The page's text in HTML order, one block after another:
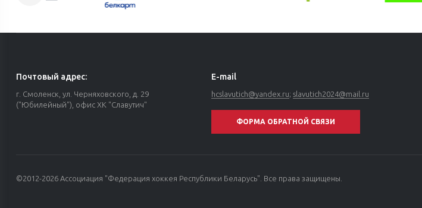
Почтовый адрес:
г. Смоленск, ул. Черняховского, д. 29
("Юбилейный"), офис ХК "Славутич"
E-mail
hcslavutich@yandex.ru; slavutich2024@mail.ru
ФОРМА ОБРАТНОЙ СВЯЗИ
©2012-2026 Ассоциация "Федерация хоккея Республики Беларусь". Все права защищены.